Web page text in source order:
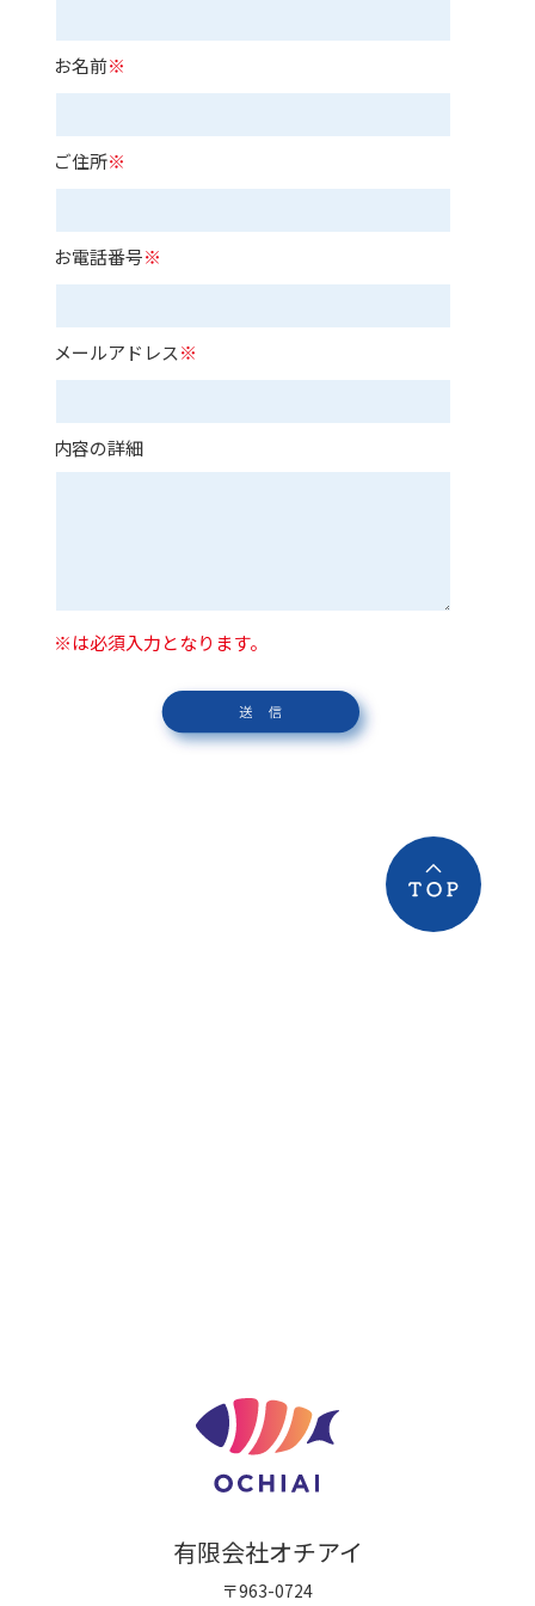
お名前※
ご住所※
お電話番号※
メールアドレス※
内容の詳細
※は必須入力となります。
有限会社オチアイ
〒963-0724